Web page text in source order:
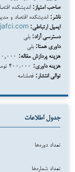
صاحب امتیاز: اندیشکده
ناشر: اندیشکده اقتصاد و
ایمیل ارتباطی:
دسترسی آزاد: بلی
داوری همتا: بلی
هزینه پردازش مقاله:
هزینه داوری:
توالی انتشار: فصلنامه
جدول اطلاعات
تعداد دوره‌ها
تعداد شماره‌ها